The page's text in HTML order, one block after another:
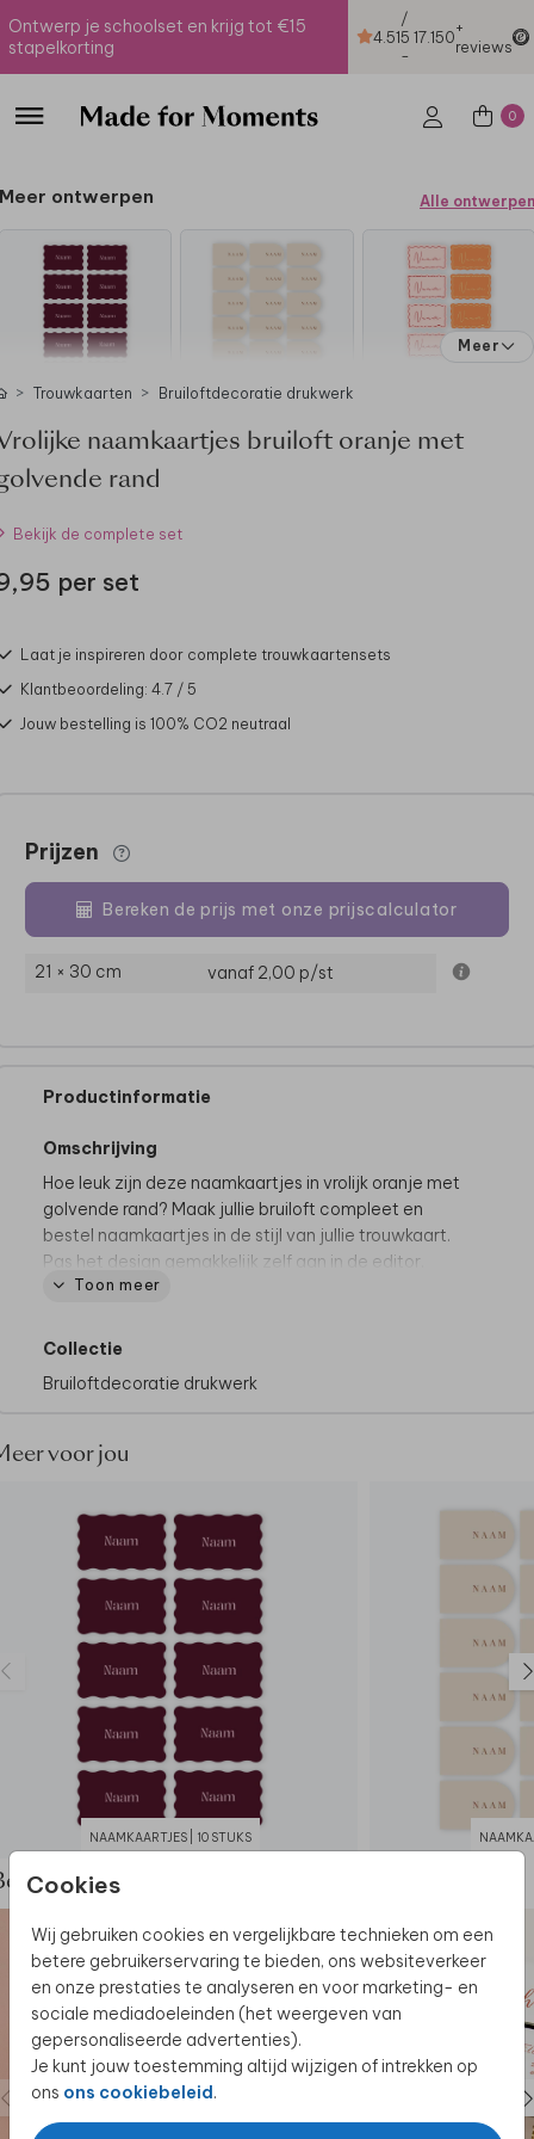
Ontwerp je schoolset en krijg tot €15
stapelkorting
4.51
/
5
-
17.150+
reviews
0
Cookies
Wij gebruiken cookies en vergelijkbare technieken om een
betere gebruikerservaring te bieden, ons websiteverkeer
en onze prestaties te analyseren en voor marketing- en
sociale mediadoeleinden (het weergeven van
gepersonaliseerde advertenties).
Je kunt jouw toestemming altijd wijzigen of intrekken op
ons ons cookiebeleid.
Meer ontwerpen Alle ontwerpen
Meer
Trouwkaarten Bruiloftdecoratie drukwerk
naamkaartjes bruiloft oranje met
rand
Bekijk de complete set
per set
Laat je inspireren door complete trouwkaartensets
Klantbeoordeling: 4.7 / 5
Jouw bestelling is 100% CO2 neutraal
Prijzen
Bereken de prijs met onze prijscalculator
21 × 30 cm vanaf 2,00 p/st
Productinformatie
Omschrijving
Hoe leuk zijn deze naamkaartjes in vrolijk oranje met
golvende rand? Maak jullie bruiloft compleet en
bestel naamkaartjes in de stijl van jullie trouwkaart.
Pas het design gemakkelijk zelf aan in de editor.
naamkaartjes
Specificaties:
• Formaat: 5x8 cm
• Enkelzijdig bedrukt
Tip van onze makers:
• Zet de kaartjes op tafel met een
naamkaartjeshouder
• Gebruik de naamkaartjes ook tijdens jullie
ceremonie als plaatskaartjes.
Deze naamkaartjes maken deel uit van
complete set in deze stijl.
Toon meer
Collectie
Bruiloftdecoratie drukwerk
voor jou
NAAMKAARTJES | 10 STUKS
de complete set